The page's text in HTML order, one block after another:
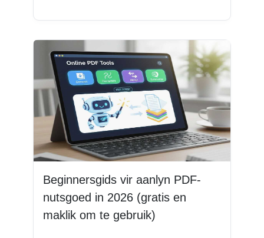
Beginnersgids vir aanlyn PDF-
nutsgoed in 2026 (gratis en
maklik om te gebruik)